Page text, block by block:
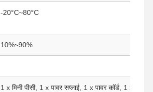
-20°C~80°C
10%~90%
1 x मिनी पीसी, 1 x पावर सप्लाई, 1 x पावर कॉर्ड, 1 x VESA